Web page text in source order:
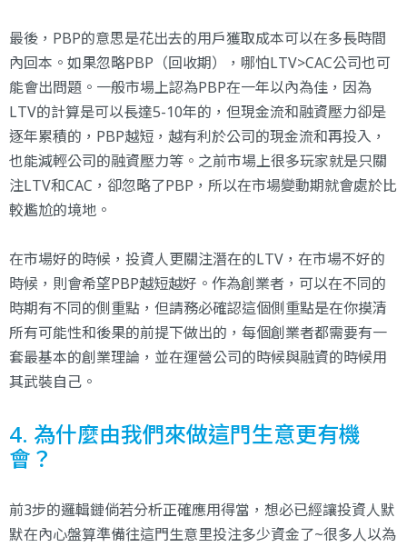
最後，PBP的意思是花出去的用戶獲取成本可以在多長時間
內回本。如果忽略PBP（回收期），哪怕LTV>CAC公司也可
能會出問題。一般市場上認為PBP在一年以內為佳，因為
LTV的計算是可以長達5-10年的，但現金流和融資壓力卻是
逐年累積的，PBP越短，越有利於公司的現金流和再投入，
也能減輕公司的融資壓力等。之前市場上很多玩家就是只關
注LTV和CAC，卻忽略了PBP，所以在市場變動期就會處於比
較尷尬的境地。
在市場好的時候，投資人更關注潛在的LTV，在市場不好的
時候，則會希望PBP越短越好。作為創業者，可以在不同的
時期有不同的側重點，但請務必確認這個側重點是在你摸清
所有可能性和後果的前提下做出的，每個創業者都需要有一
套最基本的創業理論，並在運營公司的時候與融資的時候用
其武裝自己。
4. 為什麼由我們來做這門生意更有機
會？
前3步的邏輯鏈倘若分析正確應用得當，想必已經讓投資人默
默在內心盤算準備往這門生意里投注多少資金了~很多人以為